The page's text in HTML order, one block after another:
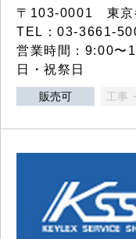
〒103-0001 東京
TEL：03-3661-
営業時間：9:00〜
日・祝祭日
販売可 工事